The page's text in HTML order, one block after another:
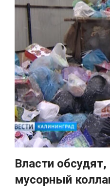
Власти
мусорный